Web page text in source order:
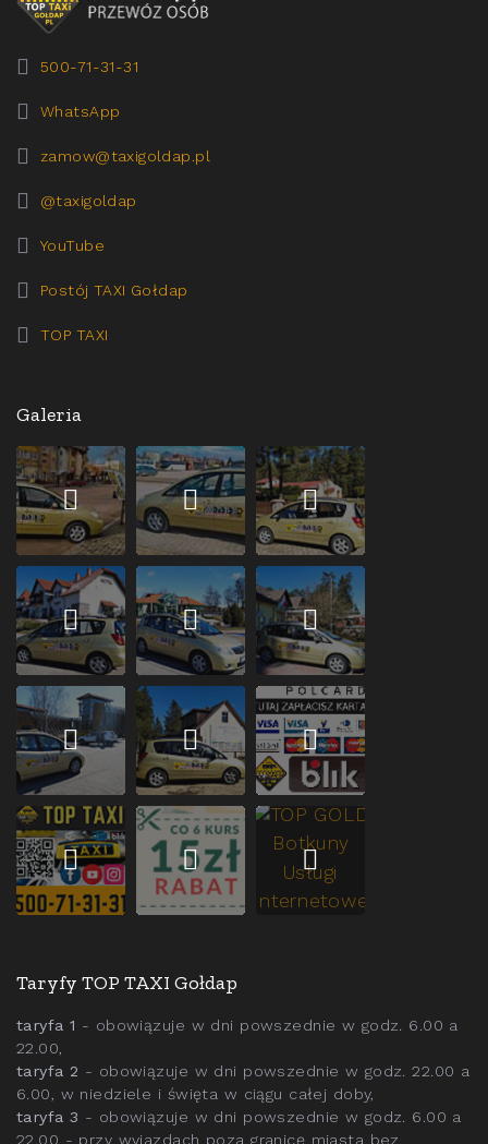
500-71-31-31
WhatsApp
zamow@taxigoldap.pl
@taxigoldap
YouTube
Postój TAXI Gołdap
TOP TAXI
Galeria
Taryfy TOP TAXI Gołdap
taryfa 1 - obowiązuje w dni powszednie w godz. 6.00 a
22.00,
taryfa 2 - obowiązuje w dni powszednie w godz. 22.00 a
6.00, w niedziele i święta w ciągu całej doby,
taryfa 3 - obowiązuje w dni powszednie w godz. 6.00 a
22.00 - przy wyjazdach poza granicę miasta bez